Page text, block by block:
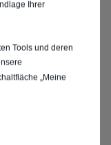
Ihrer
Tools und deren
„Meine